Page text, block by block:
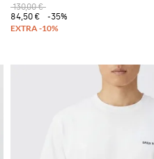
130,00 €
84,50 €
-35%